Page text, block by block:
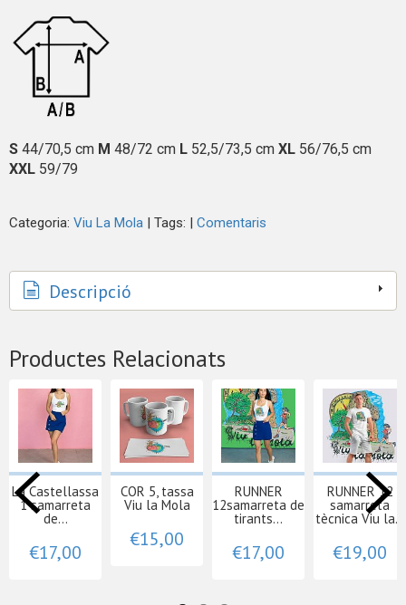
S 44/70,5 cm M 48/72 cm L 52,5/73,5 cm XL 56/76,5 cm
XXL 59/79
Categoria: Viu La Mola | Tags: | Comentaris
Descripció
Productes Relacionats
La Castellassa
1 samarreta
de...
€17,00
COR 5, tassa
Viu la Mola
€15,00
RUNNER
12samarreta de
tirants...
€17,00
RUNNER 12
samarreta
tècnica Viu la...
€19,00